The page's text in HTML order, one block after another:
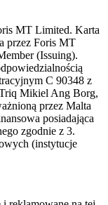
MT Limited. Karta
przez Foris MT
(Issuing).
C 90348 z
Mikiel Ang Borg,
przez Malta
posiadająca
zgodnie z 3.
(instytucje